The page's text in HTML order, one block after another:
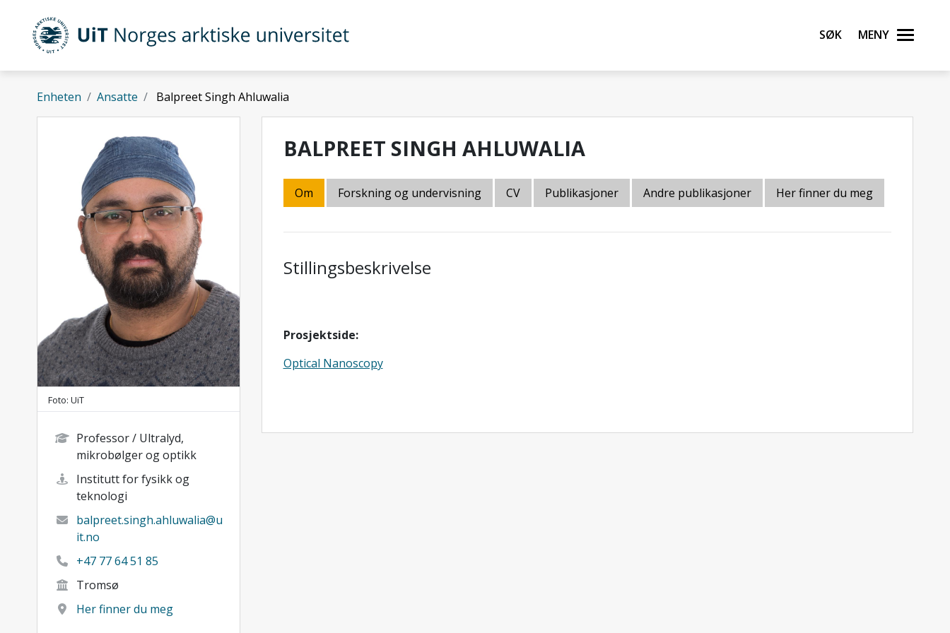
Gå til hovedinnhold
UiT Norges arktiske universitet Søk Meny
Enheten Ansatte Balpreet Singh Ahluwalia
Foto: UiT
Professor / Ultralyd,
mikrobølger og optikk
Institutt for fysikk og
teknologi
balpreet.singh.ahluwalia@u
it.no
+47 77 64 51 85
Tromsø
Her finner du meg
BALPREET SINGH AHLUWALIA
Om Forskning og undervisning CV Publikasjoner Andre publikasjoner Her finner du meg
Stillingsbeskrivelse
Prosjektside:
Optical Nanoscopy